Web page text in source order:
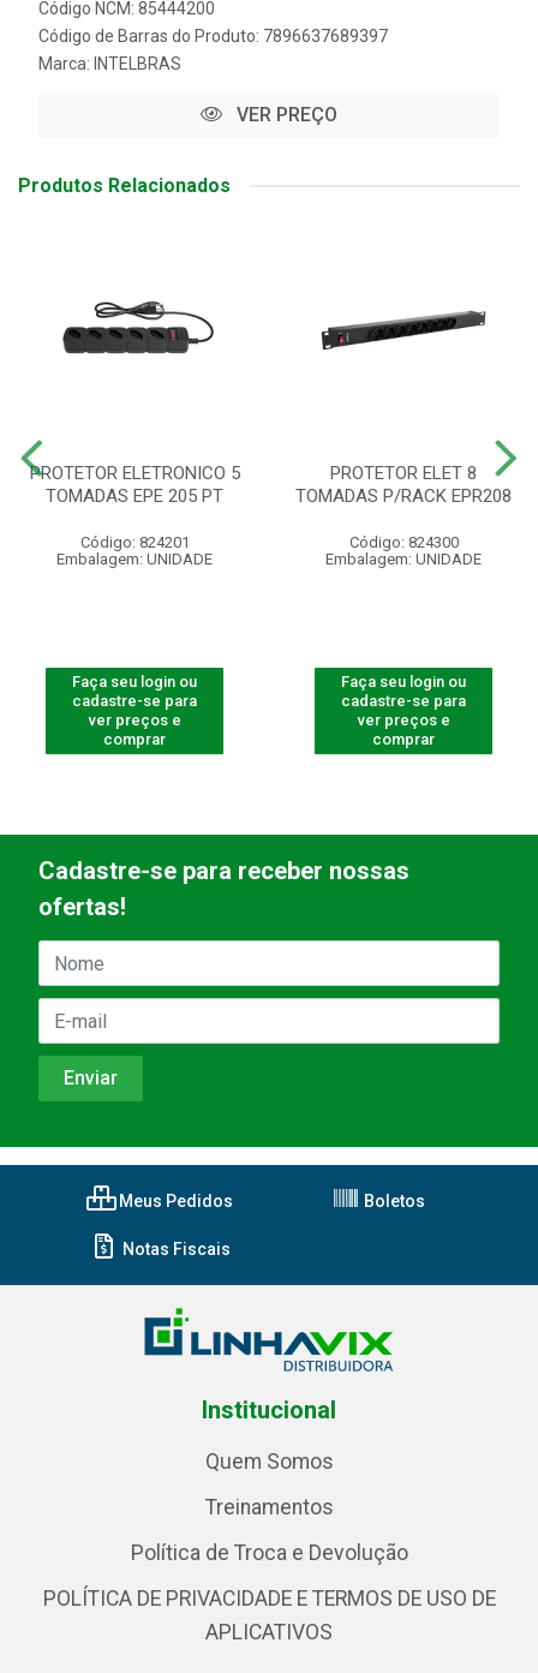
Código NCM: 85444200
Código de Barras do Produto: 7896637689397
Marca: INTELBRAS
VER PREÇO
Produtos Relacionados
PROTETOR ELETRONICO 5
TOMADAS EPE 205 PT
Código: 824201
Embalagem: UNIDADE
Faça seu login ou
cadastre-se para
ver preços e
comprar
PROTETOR ELET 8
TOMADAS P/RACK EPR208
Código: 824300
Embalagem: UNIDADE
Faça seu login ou
cadastre-se para
ver preços e
comprar
Cadastre-se para receber nossas
ofertas!
Meus Pedidos Boletos
Notas Fiscais
Institucional
Quem Somos
Treinamentos
Política de Troca e Devolução
POLÍTICA DE PRIVACIDADE E TERMOS DE USO DE
APLICATIVOS